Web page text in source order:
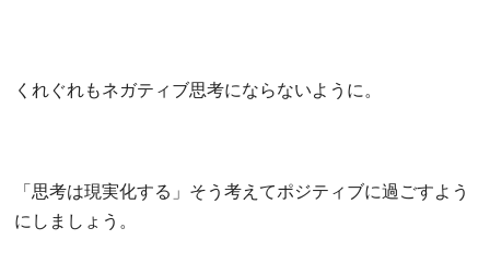
くれぐれもネガティブ思考にならないように。
「思考は現実化する」そう考えてポジティブに過ごすよう
にしましょう。